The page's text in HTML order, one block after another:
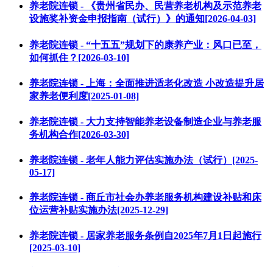
养老院连锁 - 《贵州省民办、民营养老机构及示范养老
设施奖补资金申报指南（试行）》的通知[2026-04-03]
养老院连锁 - “十五五”规划下的康养产业：风口已至，
如何抓住？[2026-03-10]
养老院连锁 - 上海：全面推进适老化改造 小改造提升居
家养老便利度[2025-01-08]
养老院连锁 - 大力支持智能养老设备制造企业与养老服
务机构合作[2026-03-30]
养老院连锁 - 老年人能力评估实施办法（试行）[2025-
05-17]
养老院连锁 - 商丘市社会办养老服务机构建设补贴和床
位运营补贴实施办法[2025-12-29]
养老院连锁 - 居家养老服务条例自2025年7月1日起施行
[2025-03-10]